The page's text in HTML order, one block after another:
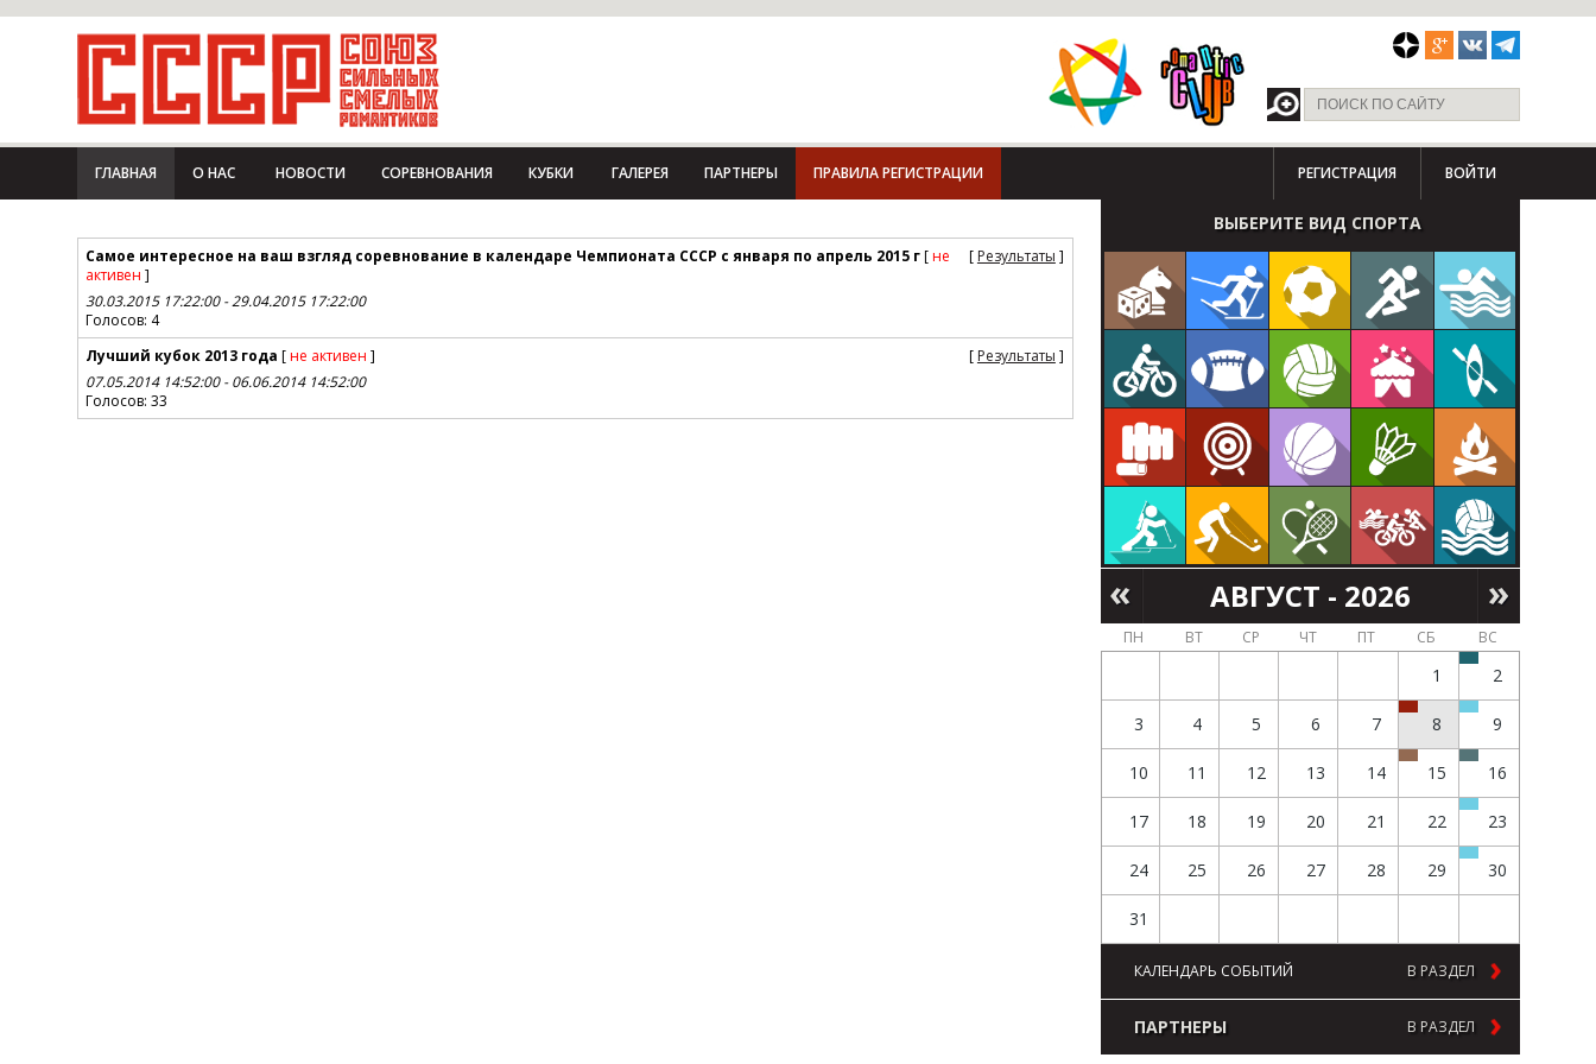
ГЛАВНАЯ О НАС НОВОСТИ СОРЕВНОВАНИЯ КУБКИ ГАЛЕРЕЯ ПАРТНЕРЫ ПРАВИЛА РЕГИСТРАЦИИ РЕГИСТРАЦИЯ ВОЙТИ
[ Результаты ]
Самое интересное на ваш взгляд соревнование в календаре Чемпионата СССР с января по апрель 2015 г[не
активен ]
30.03.2015 17:22:00 -29.04.2015 17:22:00
Голосов: 4
[ Результаты ]
Лучший кубок 2013 года [не активен ]
07.05.2014 14:52:00 -06.06.2014 14:52:00
Голосов: 33
ВЫБЕРИТЕ ВИД СПОРТА
АВГУСТ - 2026
ПН ВТ СР ЧТ ПТ СБ ВС
1 2
3 4 5 6 7 8 9
10 11 12 13 14 15 16
17 18 19 20 21 22 23
24 25 26 27 28 29 30
31
КАЛЕНДАРЬ СОБЫТИЙ В РАЗДЕЛ
ПАРТНЕРЫ В РАЗДЕЛ